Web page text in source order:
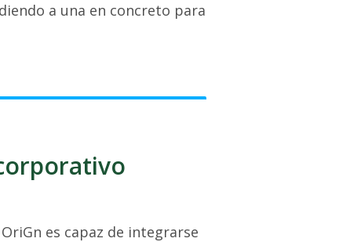
a una en concreto para
es capaz de integrarse